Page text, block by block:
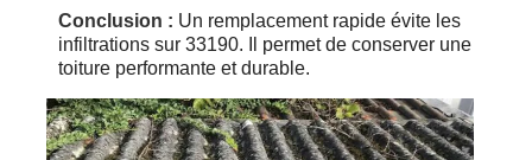
Conclusion : Un remplacement rapide évite les
infiltrations sur 33190. Il permet de conserver une
toiture performante et durable.